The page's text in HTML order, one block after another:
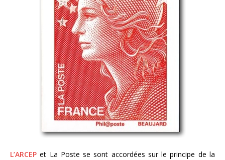
L’ARCEP et La Poste se sont accordées sur le principe de la